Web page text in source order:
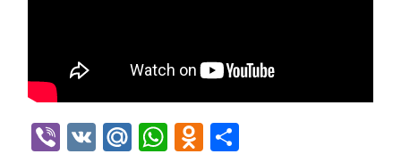
Viber
VK Mail.Ru
WhatsApp
Odnoklassniki